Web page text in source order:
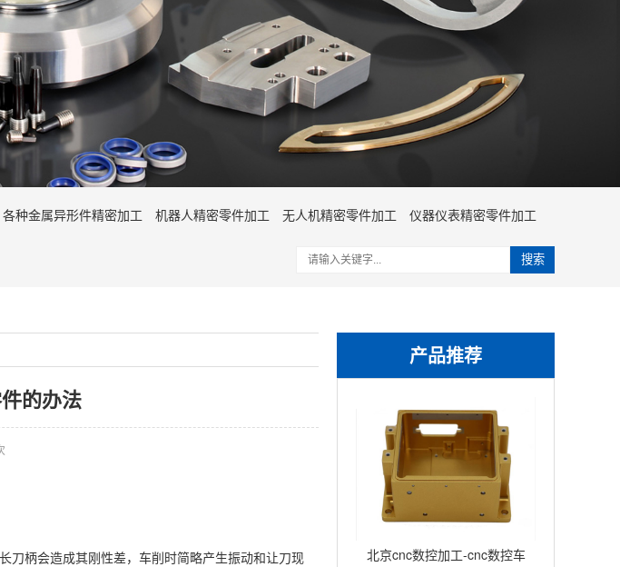
各种金属异形件精密加工 机器人精密零件加工 无人机精密零件加工
仪器仪表精密零件加工
搜索
产品推荐
北京cnc数控加工-cnc数控车
的办法
刀柄会造成其刚性差，车削时简略产生振动和让刀现